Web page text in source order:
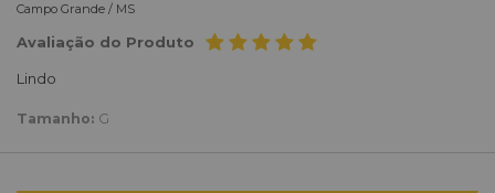
Campo Grande / MS
Avaliação do Produto
Lindo
Tamanho: G